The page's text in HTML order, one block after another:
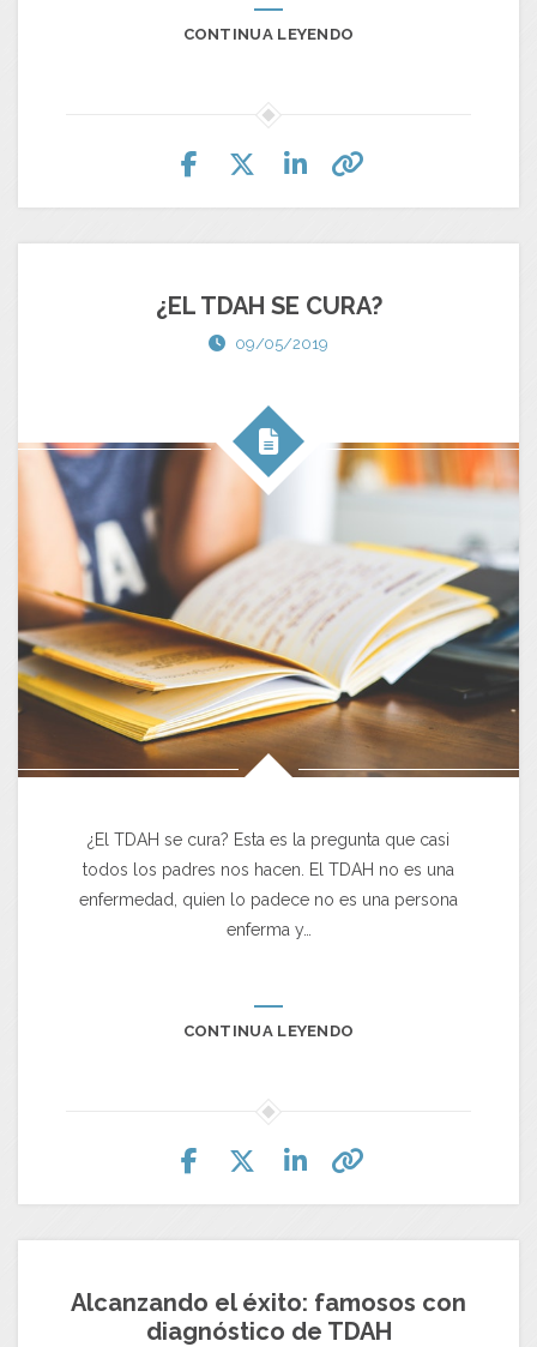
CONTINUA LEYENDO
¿EL TDAH SE CURA?
09/05/2019
¿El TDAH se cura? Esta es la pregunta que casi
todos los padres nos hacen. El TDAH no es una
enfermedad, quien lo padece no es una persona
enferma y…
CONTINUA LEYENDO
Alcanzando el éxito: famosos con
diagnóstico de TDAH